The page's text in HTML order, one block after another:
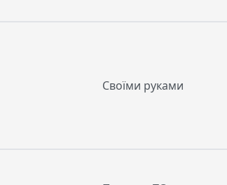
Своїми руками